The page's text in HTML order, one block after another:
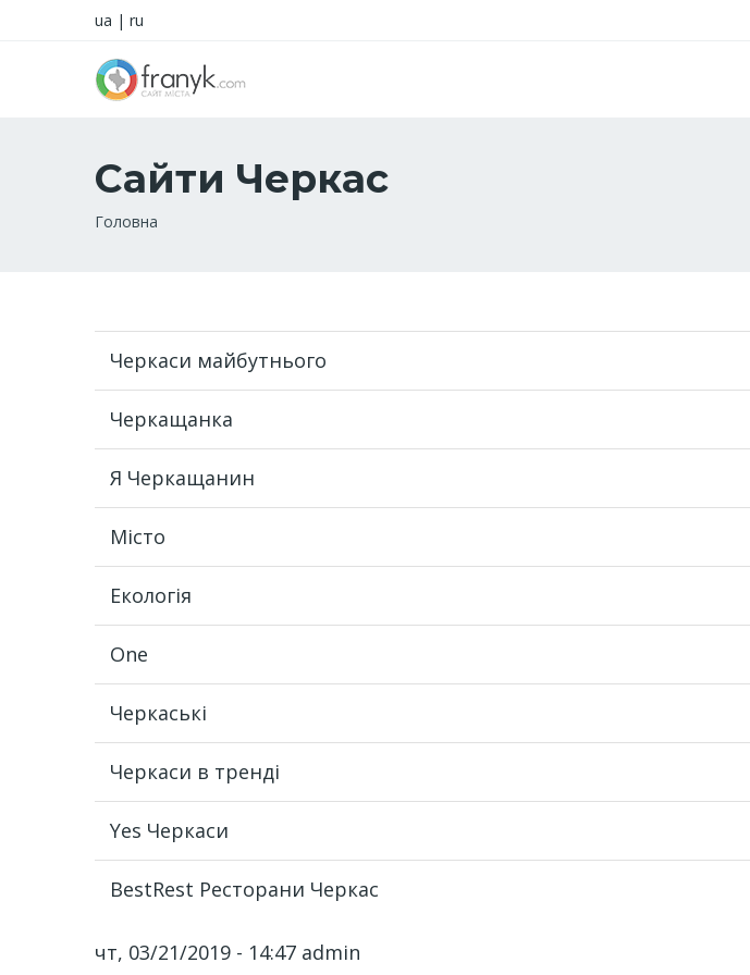
ua | ru
Сайти Черкас
Рядок
Головна
Черкаси майбутнього
Черкащанка
Я Черкащанин
Місто
Екологія
One
Черкаські
Черкаси в тренді
Yes Черкаси
BestRest Ресторани Черкас
чт, 03/21/2019 - 14:47 admin